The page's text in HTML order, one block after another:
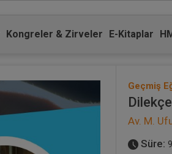
Kongreler & Zirveler E-Kitaplar
Geçmiş
Av. M.
Süre: